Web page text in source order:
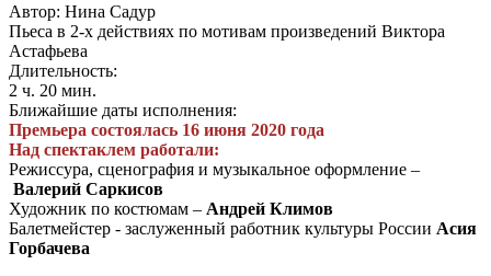
Автор: Нина Садур
Пьеса в 2-х действиях по мотивам произведений Виктора
Астафьева
Длительность:
2 ч. 20 мин.
Ближайшие даты исполнения:
Премьера состоялась 16 июня 2020 года
Над спектаклем работали:
Режиссура, сценография и музыкальное оформление –
Валерий Саркисов
Художник по костюмам – Андрей Климов
Балетмейстер - заслуженный работник культуры России Асия
Горбачева